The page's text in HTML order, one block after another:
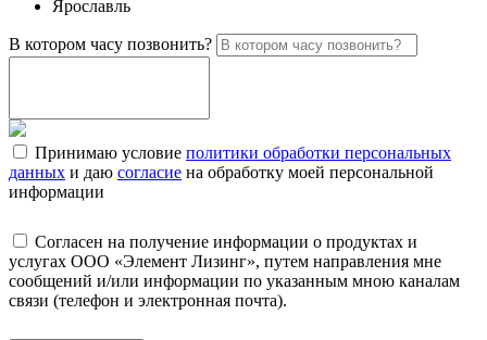
Ярославль
В котором часу позвонить?
Принимаю условие политики обработки персональных
данных и даю согласие на обработку моей персональной
информации
Согласен на получение информации о продуктах и
услугах ООО «Элемент Лизинг», путем направления мне
сообщений и/или информации по указанным мною каналам
связи (телефон и электронная почта).